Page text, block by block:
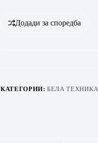
Додади за споредба
КАТЕГОРИИ:БЕЛА ТЕХНИКА